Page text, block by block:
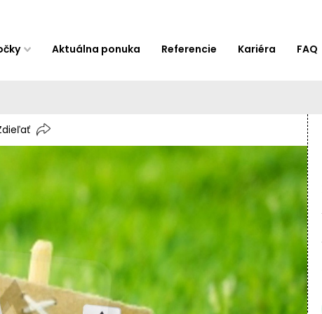
Aktuálna ponuka Referencie Kariéra FAQ